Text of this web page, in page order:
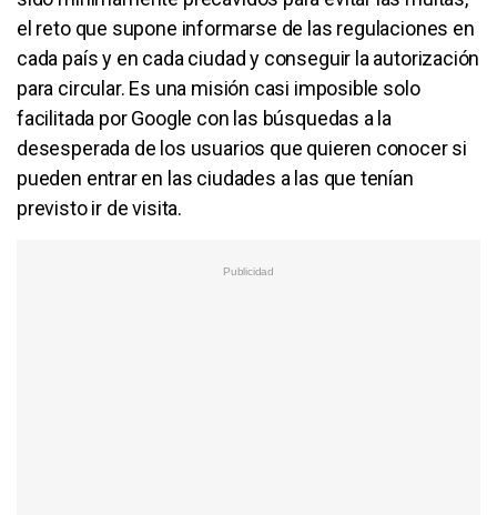
el reto que supone informarse de las regulaciones en
cada país y en cada ciudad y conseguir la autorización
para circular. Es una misión casi imposible solo
facilitada por Google con las búsquedas a la
desesperada de los usuarios que quieren conocer si
pueden entrar en las ciudades a las que tenían
previsto ir de visita.